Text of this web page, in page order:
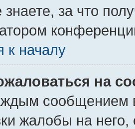
за что
к началу
на
сообщением
жалобы на